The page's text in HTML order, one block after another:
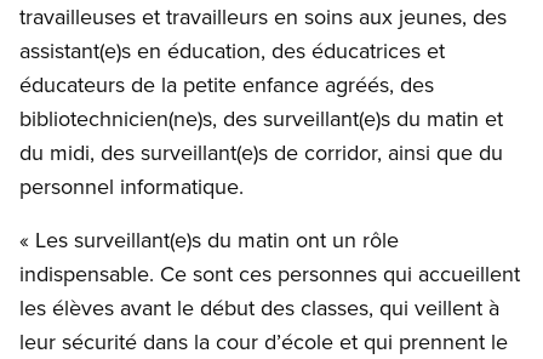
travailleuses et travailleurs en soins aux jeunes, des
assistant(e)s en éducation, des éducatrices et
éducateurs de la petite enfance agréés, des
bibliotechnicien(ne)s, des surveillant(e)s du matin et
du midi, des surveillant(e)s de corridor, ainsi que du
personnel informatique.
« Les surveillant(e)s du matin ont un rôle
indispensable. Ce sont ces personnes qui accueillent
les élèves avant le début des classes, qui veillent à
leur sécurité dans la cour d’école et qui prennent le